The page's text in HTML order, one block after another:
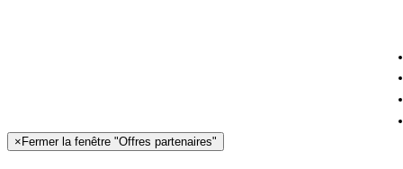
× Fermer la fenêtre "Offres partenaires"